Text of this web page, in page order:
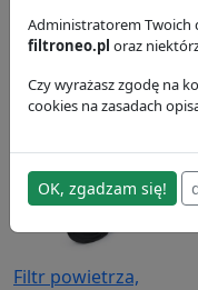
hydrauliczny
P551348
85.49 zł
Filtr powietrza,
Administratorem Twoich
filtroneo.pl oraz
Czy wyrażasz zgodę na
cookies na zasadach
OK, zgadzam się!